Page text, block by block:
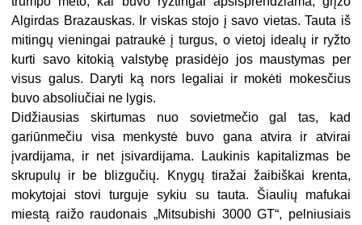
Algirdas Brazauskas. Ir viskas stojo į savo vietas. Tauta iš
mitingų vieningai patraukė į turgus, o vietoj idealų ir ryžto
kurti savo kitokią valstybę prasidėjo jos maustymas per
visus galus. Daryti ką nors legaliai ir mokėti mokesčius
buvo absoliučiai ne lygis.
Didžiausias skirtumas nuo sovietmečio gal tas, kad
gariūnmečiu visa menkystė buvo gana atvira ir atvirai
įvardijama, ir net įsivardijama. Laukinis kapitalizmas be
skrupulų ir be blizgučių. Knygų tiražai žaibiškai krenta,
mokytojai stovi turguje sykiu su tauta. Šiaulių mafukai
miestą raižo raudonais „Mitsubishi 3000 GT“, pelniusiais